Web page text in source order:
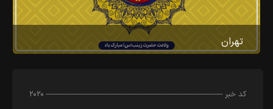
تهران
کد خبر
۲۰۲۰